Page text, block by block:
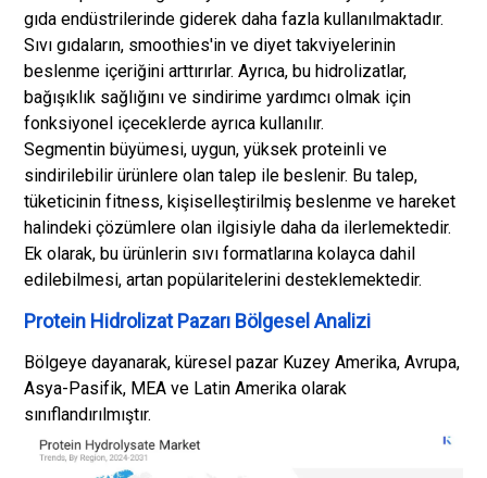
gıda endüstrilerinde giderek daha fazla kullanılmaktadır.
Sıvı gıdaların, smoothies'in ve diyet takviyelerinin
beslenme içeriğini arttırırlar. Ayrıca, bu hidrolizatlar,
bağışıklık sağlığını ve sindirime yardımcı olmak için
fonksiyonel içeceklerde ayrıca kullanılır.
Segmentin büyümesi, uygun, yüksek proteinli ve
sindirilebilir ürünlere olan talep ile beslenir. Bu talep,
tüketicinin fitness, kişiselleştirilmiş beslenme ve hareket
halindeki çözümlere olan ilgisiyle daha da ilerlemektedir.
Ek olarak, bu ürünlerin sıvı formatlarına kolayca dahil
edilebilmesi, artan popülaritelerini desteklemektedir.
Protein Hidrolizat Pazarı Bölgesel Analizi
Bölgeye dayanarak, küresel pazar Kuzey Amerika, Avrupa,
Asya-Pasifik, MEA ve Latin Amerika olarak
sınıflandırılmıştır.